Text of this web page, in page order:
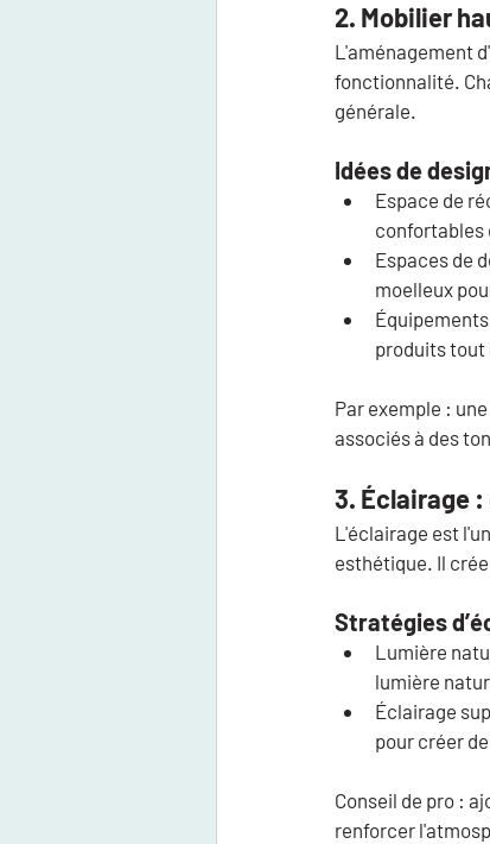
2. Mobilier
L'aménagement
fonctionnalité.
générale.
Idées de
Espace de
confortables
Espaces de
moelleux
produits tout
Par exemple :
associés à des
3. Éclairage
L'éclairage est
esthétique. Il
Stratégies
Lumière
lumière
Éclairage
pour créer
Conseil de pro :
renforcer